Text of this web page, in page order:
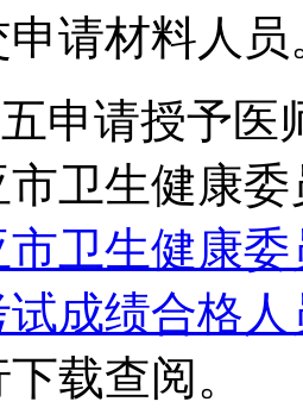
请材料人员
申请授予
卫生健康
市卫生健康
成绩合格
载查阅。